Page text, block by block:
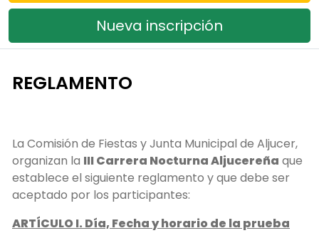
Nueva inscripción
REGLAMENTO
La Comisión de Fiestas y Junta Municipal de Aljucer,
organizan la III Carrera Nocturna Aljucereña que
establece el siguiente reglamento y que debe ser
aceptado por los participantes:
ARTÍCULO I. Día, Fecha y horario de la prueba